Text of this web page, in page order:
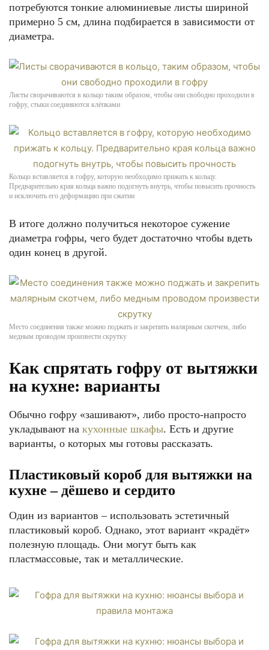
потребуются тонкие алюминиевые листы шириной
примерно 5 см, длина подбирается в зависимости от
диаметра.
Листы сворачиваются в кольцо таким образом, чтобы они свободно проходили в
гофру, стыки соединяются клёпками
Кольцо вставляется в гофру, которую необходимо прижать к кольцу.
Предварительно края кольца важно подогнуть внутрь, чтобы повысить прочность
и исключить его деформацию при сжатии
В итоге должно получиться некоторое сужение
диаметра гофры, чего будет достаточно чтобы вдеть
один конец в другой.
Место соединения также можно поджать и закрепить малярным скотчем, либо
медным проводом произвести скрутку
Как спрятать гофру от вытяжки
на кухне: варианты
Обычно гофру «зашивают», либо просто-напросто
укладывают на кухонные шкафы. Есть и другие
варианты, о которых мы готовы рассказать.
Пластиковый короб для вытяжки на
кухне – дёшево и сердито
Один из вариантов – использовать эстетичный
пластиковый короб. Однако, этот вариант «крадёт»
полезную площадь. Они могут быть как
пластмассовые, так и металлические.